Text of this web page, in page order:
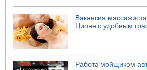
Вакансия
Ционе с удобным
Работа мойщиком